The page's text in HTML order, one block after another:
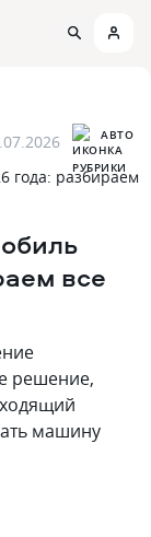
АВТО
все
решение,
машину